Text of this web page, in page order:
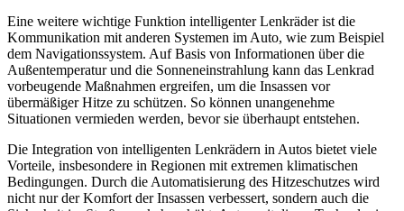
Eine weitere wichtige Funktion intelligenter Lenkräder ist die
Kommunikation mit anderen Systemen im Auto, wie zum Beispiel
dem Navigationssystem. Auf Basis von Informationen über die
Außentemperatur und die Sonneneinstrahlung kann das Lenkrad
vorbeugende Maßnahmen ergreifen, um die Insassen vor
übermäßiger Hitze zu schützen. So können unangenehme
Situationen vermieden werden, bevor sie überhaupt entstehen.
Die Integration von intelligenten Lenkrädern in Autos bietet viele
Vorteile, insbesondere in Regionen mit extremen klimatischen
Bedingungen. Durch die Automatisierung des Hitzeschutzes wird
nicht nur der Komfort der Insassen verbessert, sondern auch die